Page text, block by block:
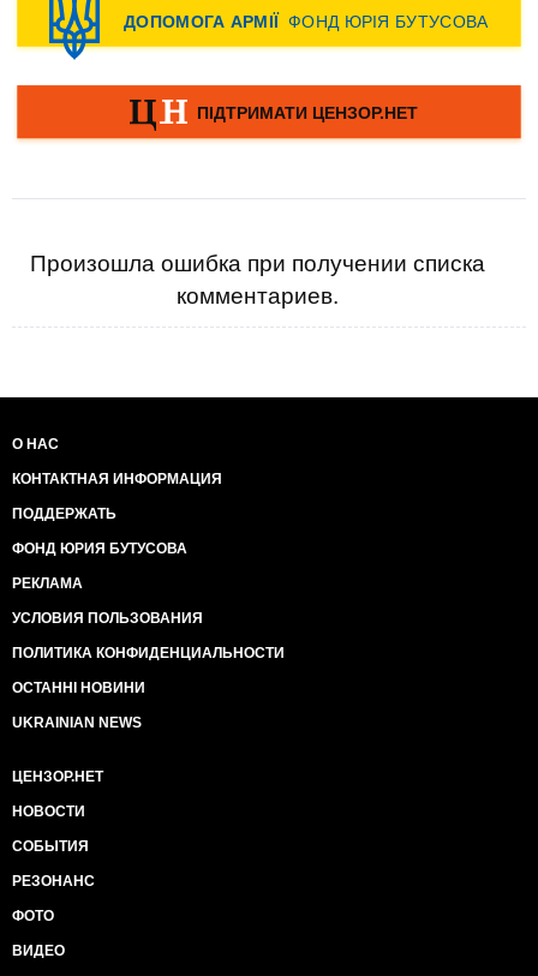
Произошла ошибка при получении списка
комментариев.
О НАС
КОНТАКТНАЯ ИНФОРМАЦИЯ
ПОДДЕРЖАТЬ
ФОНД ЮРИЯ БУТУСОВА
РЕКЛАМА
УСЛОВИЯ ПОЛЬЗОВАНИЯ
ПОЛИТИКА КОНФИДЕНЦИАЛЬНОСТИ
ОСТАННІ НОВИНИ
UKRAINIAN NEWS
ЦЕНЗОР.НЕТ
НОВОСТИ
СОБЫТИЯ
РЕЗОНАНС
ФОТО
ВИДЕО